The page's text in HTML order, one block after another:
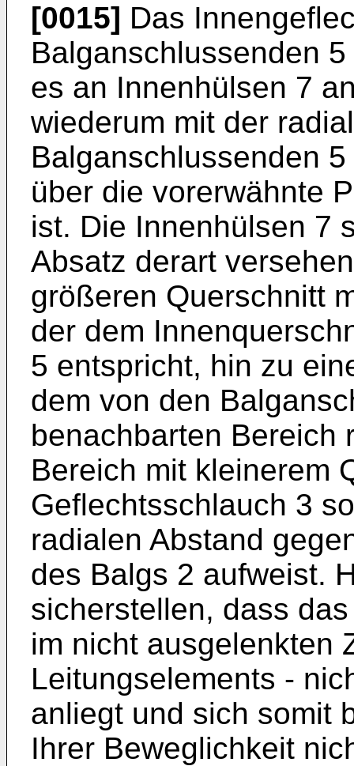
[0015] Das
Balganschlussenden
es an Innenhülsen 7
wiederum mit der
Balganschlussenden
über die vorerwähnte
ist. Die Innenhülsen 7
Absatz derart
größeren Querschnitt
der dem
5 entspricht, hin zu
dem von den
benachbarten Bereich
Bereich mit kleinerem
Geflechtsschlauch 3
radialen Abstand
des Balgs 2 aufweist.
sicherstellen, dass
im nicht ausgelenkten
Leitungselements -
anliegt und sich somit
Ihrer Beweglichkeit